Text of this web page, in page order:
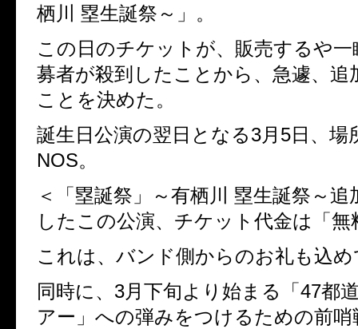
栖川 塁生誕祭～」。
この日のチケットが、販売するや一
募者が殺到したことから、急遽、追
ことを決めた。
誕生日公演の翌日となる3月5日、場
NOS。
＜「塁誕祭」～有栖川 塁生誕祭～追
したこの公演、チケット代金は「
これは、バンド側からのお礼も込
同時に、3月下旬より始まる「47都
アー」への弾みをつけるための前哨